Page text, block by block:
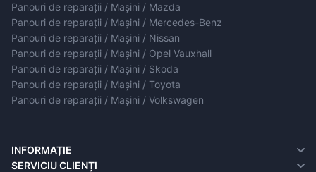
Panouri de reparații / Mașini / Mazda
Panouri de reparații / Mașini / Mercedes-Benz
Panouri de reparații / Mașini / Nissan
Panouri de reparații / Mașini / Opel Vauxhall
Panouri de reparații / Mașini / Skoda
Panouri de reparații / Mașini / Toyota
Panouri de reparații / Mașini / Volkswagen
INFORMAȚIE
Despre noi
SERVICIU CLIENȚI